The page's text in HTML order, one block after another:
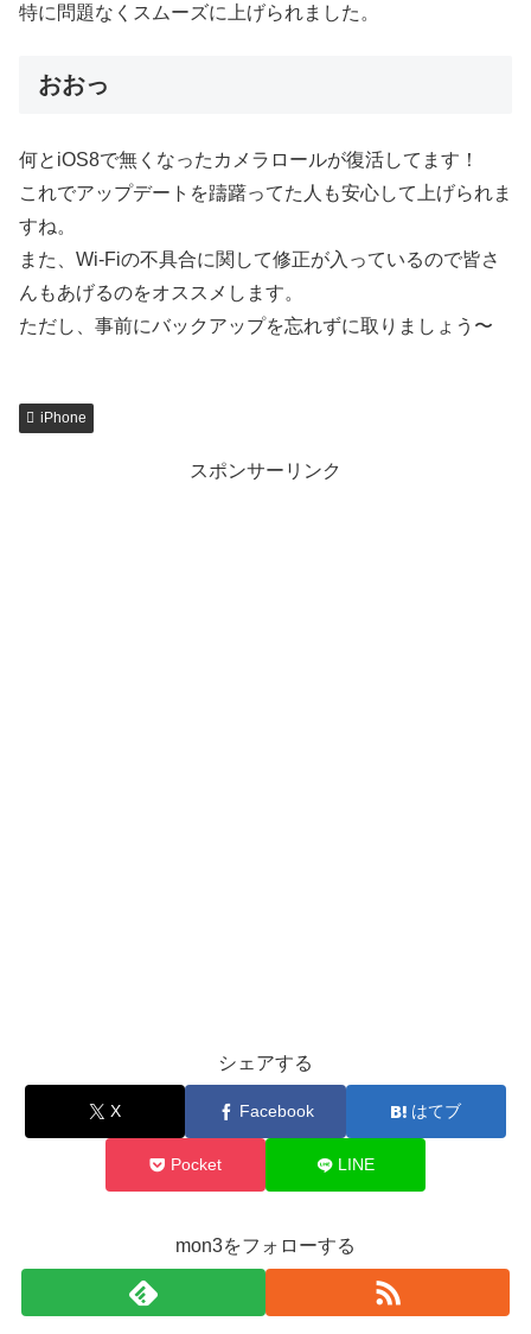
特に問題なくスムーズに上げられました。
おおっ
何とiOS8で無くなったカメラロールが復活してます！
これでアップデートを躊躇ってた人も安心して上げられま
すね。
また、Wi-Fiの不具合に関して修正が入っているので皆さ
んもあげるのをオススメします。
ただし、事前にバックアップを忘れずに取りましょう〜
iPhone
スポンサーリンク
シェアする
X Facebook はてブ
Pocket LINE
mon3をフォローする